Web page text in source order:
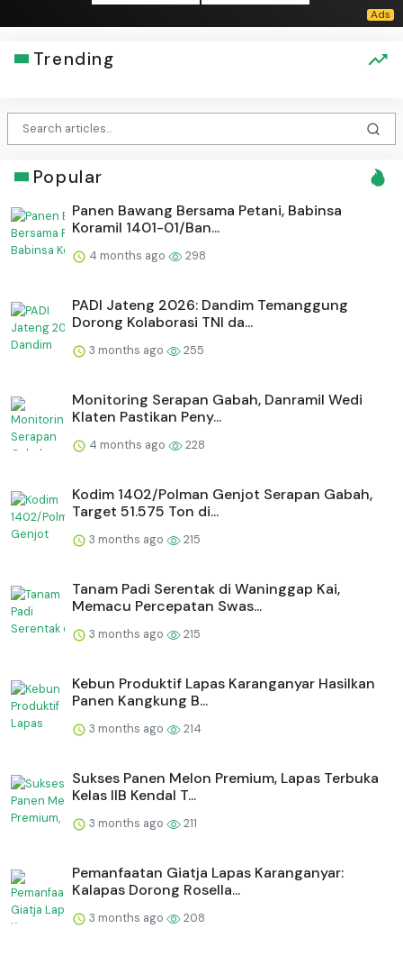
Trending
Popular
Panen Bawang Bersama Petani, Babinsa
Koramil 1401-01/Ban...
4 months ago 298
PADI Jateng 2026: Dandim Temanggung
Dorong Kolaborasi TNI da...
3 months ago 255
Monitoring Serapan Gabah, Danramil Wedi
Klaten Pastikan Peny...
4 months ago 228
Kodim 1402/Polman Genjot Serapan Gabah,
Target 51.575 Ton di...
3 months ago 215
Tanam Padi Serentak di Waninggap Kai,
Memacu Percepatan Swas...
3 months ago 215
⁠Kebun Produktif Lapas Karanganyar Hasilkan
Panen Kangkung B...
3 months ago 214
Sukses Panen Melon Premium, Lapas Terbuka
Kelas IIB Kendal T...
3 months ago 211
Pemanfaatan Giatja Lapas Karanganyar:
Kalapas Dorong Rosella...
3 months ago 208